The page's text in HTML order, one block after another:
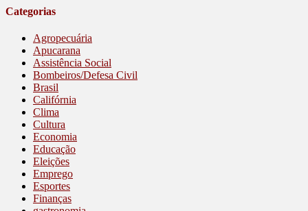
Categorias
Agropecuária
Apucarana
Assistência Social
Bombeiros/Defesa Civil
Brasil
Califórnia
Clima
Cultura
Economia
Educação
Eleições
Emprego
Esportes
Finanças